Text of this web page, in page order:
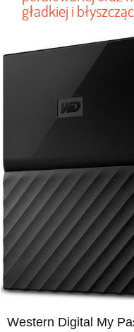
gładkiej i
Western Digital My